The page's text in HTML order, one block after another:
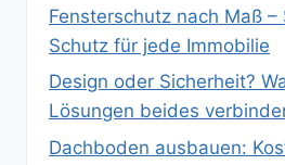
Fensterschutz nach Maß –
Schutz für jede Immobilie
Design oder Sicherheit?
Lösungen beides
Dachboden ausbauen: